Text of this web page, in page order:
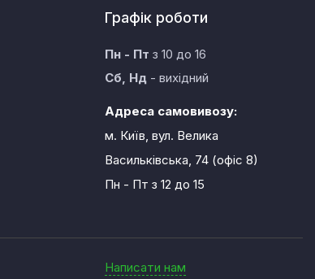
Графік роботи
Пн - Пт з 10 до 16
Сб, Нд- вихідний
Адреса самовивозу:
м. Київ, вул. Велика
Васильківська, 74 (офіс 8)
Пн - Пт з 12 до 15
Написати нам